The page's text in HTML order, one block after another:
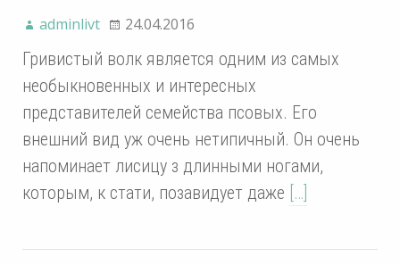
adminlivt 24.04.2016
Гривистый волк является одним из самых
необыкновенных и интересных
представителей семейства псовых. Его
внешний вид уж очень нетипичный. Он очень
напоминает лисицу з длинными ногами,
которым, к стати, позавидует даже […]